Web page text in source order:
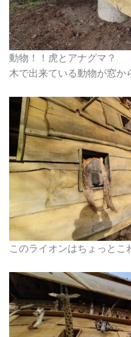
動物！！虎とアナグマ？
木で出来ている動物が窓か
このライオンはちょっとこ